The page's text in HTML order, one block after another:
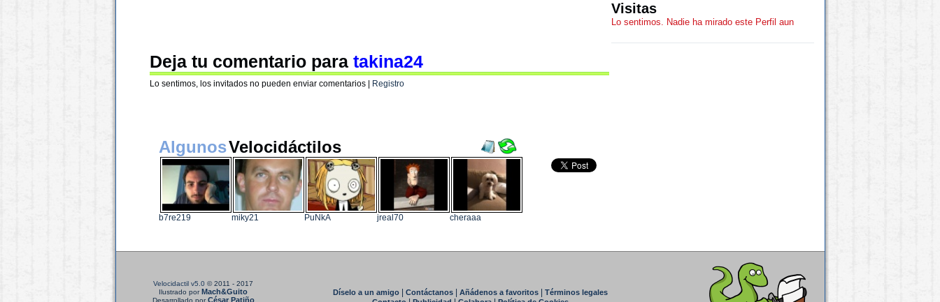
Deja tu comentario para takina24
Lo sentimos, los invitados no pueden enviar comentarios | Registro
Visitas
Lo sentimos. Nadie ha mirado este Perfil aun
AlgunosVelocidáctilos
b7re219 miky21 PuNkA jreal70 cheraaa
Velocidactil v5.0 © 2011 - 2017
Ilustrado porMach&Guito
Desarrollado porCésar Patiño
Díselo a un amigo| Contáctanos| Añádenos a favoritos|
Términos legales